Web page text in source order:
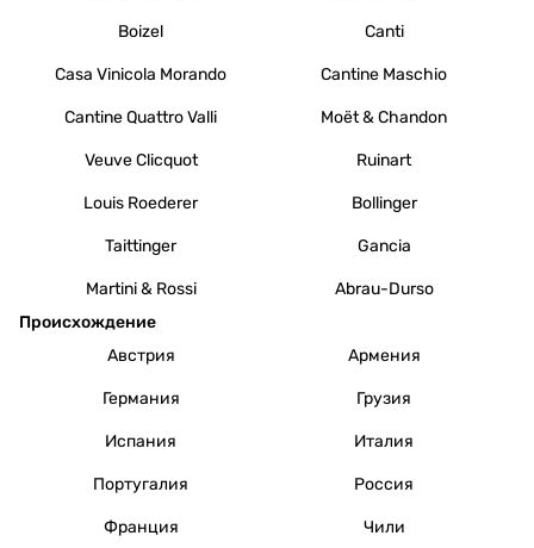
Boizel Canti
Casa Vinicola Morando Cantine Maschio
Cantine Quattro Valli Moët & Chandon
Veuve Clicquot Ruinart
Louis Roederer Bollinger
Taittinger Gancia
Martini & Rossi
Abrau-Durso
Происхождение
Австрия
Армения
Германия Грузия
Испания Италия
Португалия Россия
Франция Чили